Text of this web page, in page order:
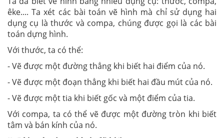
êke.... Ta xét các bài toán vẽ hình mà chỉ sử dụng hai
dụng cụ là thước và compa, chúng được gọi là các bài
toán dựng hình.
Với thước, ta có thể:
- Vẽ được một đường thẳng khi biết hai điểm của nó.
- Vẽ được một đoạn thẳng khi biết hai đầu mút của nó.
- Vẽ được một tia khi biết gốc và một điểm của tia.
Với compa, ta có thể vẽ được một đường tròn khi biết
tâm và bán kính của nó.